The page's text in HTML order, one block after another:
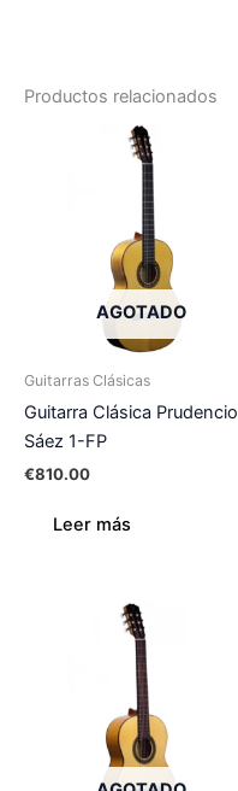
Productos relacionados
AGOTADO
Guitarras Clásicas
Guitarra Clásica Prudencio
Sáez 1-FP
€810.00
Leer más